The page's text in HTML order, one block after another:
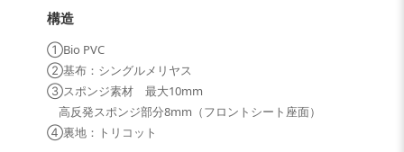
構造
①Bio PVC
②基布：シングルメリヤス
③スポンジ素材 最大10mm
高反発スポンジ部分8mm（フロントシート座面）
④裏地：トリコット